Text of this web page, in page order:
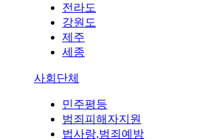
전라도
강원도
제주
세종
사회단체
민주평등
범죄피해자지원
법사랑,범죄예방